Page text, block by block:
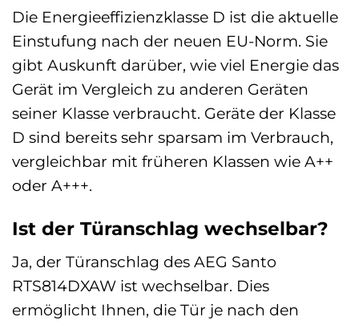
Die Energieeffizienzklasse D ist die aktuelle
Einstufung nach der neuen EU-Norm. Sie
gibt Auskunft darüber, wie viel Energie das
Gerät im Vergleich zu anderen Geräten
seiner Klasse verbraucht. Geräte der Klasse
D sind bereits sehr sparsam im Verbrauch,
vergleichbar mit früheren Klassen wie A++
oder A+++.
Ist der Türanschlag wechselbar?
Ja, der Türanschlag des AEG Santo
RTS814DXAW ist wechselbar. Dies
ermöglicht Ihnen, die Tür je nach den